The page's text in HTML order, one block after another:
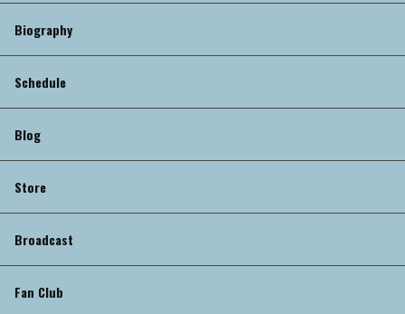
Biography
Schedule
Blog
Store
Broadcast
Fan Club